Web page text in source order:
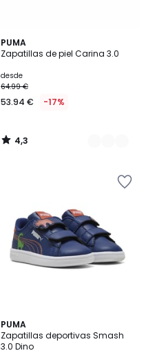
PUMA
Zapatillas de piel Carina 3.0
desde
64.99 €
53.94 € -17%
4,3
/ 5
2
Colores
4,3
/
PUMA
Zapatillas deportivas Smash
3.0 Dino